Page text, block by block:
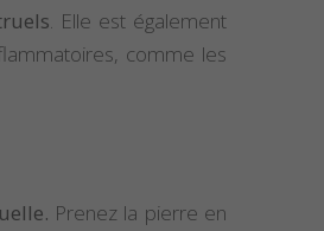
. Elle est également
comme les
Prenez la pierre en